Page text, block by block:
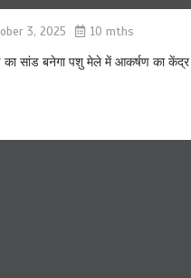
3, 2025 10 mths
का सांड बनेगा पशु मेले में आकर्षण का केंद्र